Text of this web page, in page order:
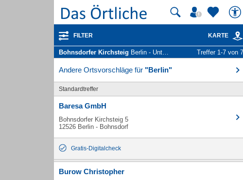
FILTER KARTE
Bohnsdorfer Kirchsteig Berlin - Unternehmen und Personen Treffer 1-7 von 7
Andere Ortsvorschläge für "Berlin"
Standardtreffer
Baresa GmbH
Bohnsdorfer Kirchsteig 5
12526 Berlin - Bohnsdorf
Gratis-Digitalcheck
Burow Christopher